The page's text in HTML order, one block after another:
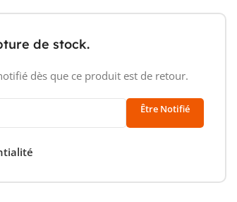
de stock.
dès que ce produit est de retour.
Être Notifié